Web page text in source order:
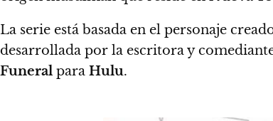
La serie está basada en el personaje
desarrollada por la escritora y
Funeral para Hulu.